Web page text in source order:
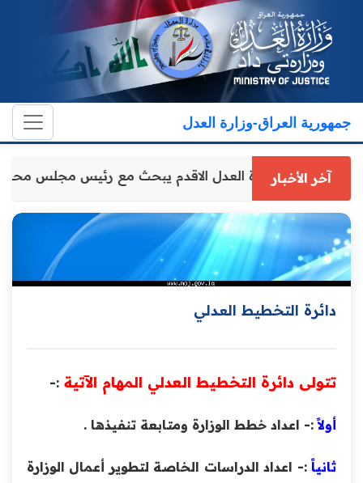
جمهورية العراق-وزارة العدل
آخر الأخباروكيل وزارة العدل الاقدم يبحث مع رئيس مجلس
دائرة التخطيط العدلي
تتولى دائرة التخطيط العدلي المهام الآتية :-
أولاً:- اعداد خطط الوزارة ومتابعة تنفيذها .
ثانياً:- اعداد الدراسات الخاصة لتطوير أعمال الوزارة